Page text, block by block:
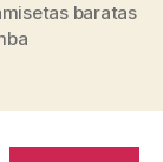
baratas